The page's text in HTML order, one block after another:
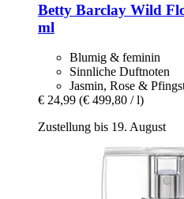
Betty Barclay Wild
ml
Blumig & feminin
Sinnliche Duftnoten
Jasmin, Rose &
€ 24,99 (€ 499,80 / l)
Zustellung bis 19. August